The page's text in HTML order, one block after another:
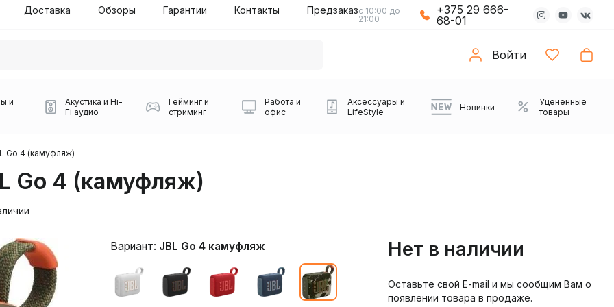
2-й этаж, 10
Доставка Обзоры Гарантии Контакты Предзаказс 10:00 до
21:00
+375 29 666-
68-01
Войти
Игровые наушники Беспроводные колонки Плееры Аудиоинтерфейсы
и
Микрофоны BOYA Наборы
Виниловые
проигрыватели
Звуковые карты
Акустика и Hi-
Fi аудио
Портативные колонки Ресиверы Partybox
Саундбары
Гейминг и
стриминг
Игровые мыши Logitech Геймпады Компьютерные колонки Веб-камеры
Работа и
офис
Наборы периферии Коврики для мыши Коврики с подсветкой Проекторы
Аксессуары и
LifeStyle
Powerbank USB Type-C адаптеры Зарядные устройства Транспорт
Новинки
Уцененные
товары
Go 4 (камуфляж)
Go 4 (камуфляж)
Вариант: JBL Go 4 камуфляж Нет в наличии
Оставьте свой E-mail и мы сообщим Вам о
появлении товара в продаже.